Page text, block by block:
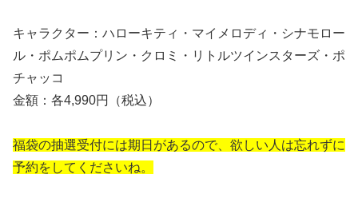
キャラクター：ハローキティ・マイメロディ・シナモロー
ル・ポムポムプリン・クロミ・リトルツインスターズ・ポ
チャッコ
金額：各4,990円（税込）
福袋の抽選受付には期日があるので、欲しい人は忘れずに
予約をしてくださいね。